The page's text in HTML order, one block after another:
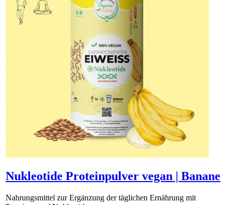
Nukleotide Proteinpulver vegan | Banane
Nahrungsmittel zur Ergänzung der täglichen Ernährung mit